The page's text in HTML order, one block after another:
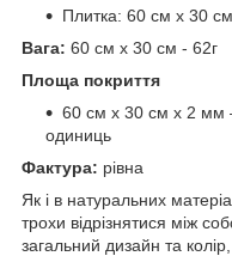
Плитка: 60 см х 30
Вага: 60 см х 30 см - 62г
Площа покриття
60 см х 30 см х 2 мм
одиниць
Фактура: рівна
Як і в натуральних
трохи відрізнятися між
загальний дизайн та